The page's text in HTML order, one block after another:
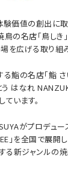
験価値の創出に
の名店「鳥しき
を広げる取り組
鮨の名店「鮨 さ
う はなれ
います。
がプロデュ
」を全国で展開
る新ジャンルの